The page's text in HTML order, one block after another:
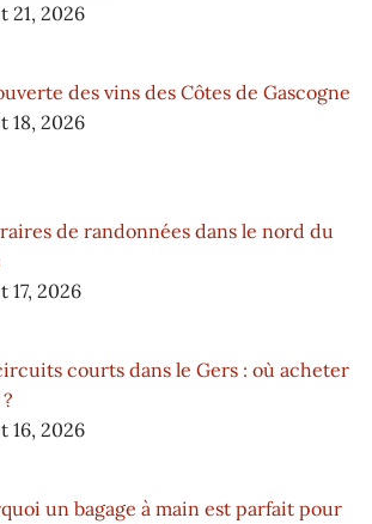
21, 2026
des vins des Côtes de Gascogne
18, 2026
de randonnées dans le nord du
17, 2026
courts dans le Gers : où acheter
16, 2026
un bagage à main est parfait pour